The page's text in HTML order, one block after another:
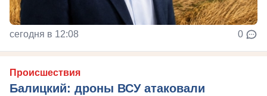
сегодня в 12:08 0
Происшествия
Балицкий: дроны ВСУ атаковали